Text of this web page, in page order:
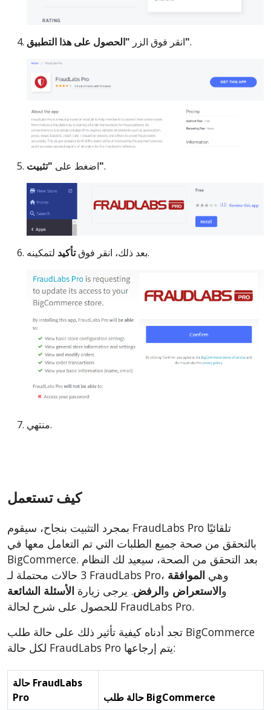
انقر فوق الزر"الحصول على هذا التطبيق".
اضغط على"تثبيت".
بعد ذلك، انقر فوقتأكيد لتمكينه.
منتهي.
كيف تستعمل
بمجرد التثبيت بنجاح، سيقوم FraudLabs Pro تلقائيًا
بالتحقق من صحة جميع الطلبات التي تم التعامل معها في
BigCommerce. بعد التحقق من الصحة، سيعيد لك النظام
3 حالات محتملة لـ FraudLabs Pro، وهي الموافقة
والاستعراض والرفض. يرجى زيارة الأسئلة الشائعة
للحصول على شرح لحالة FraudLabs Pro.
تجد أدناه كيفية تأثير ذلك على حالة طلب BigCommerce
لكل حالة FraudLabs Pro يتم إرجاعها:
حالة FraudLabs
Pro
حالة طلب BigCommerce